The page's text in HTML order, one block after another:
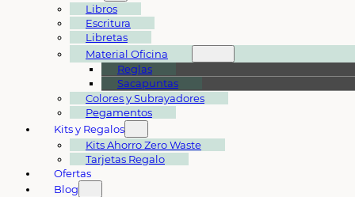
Libros
Escritura
Libretas
Material Oficina
Reglas
Sacapuntas
Colores y Subrayadores
Pegamentos
Kits y Regalos
Kits Ahorro Zero Waste
Tarjetas Regalo
Ofertas
Blog